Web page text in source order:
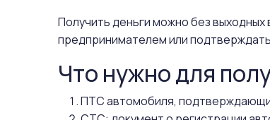
Получить деньги можно без
предпринимателем или
Что нужно для
ПТС автомобиля,